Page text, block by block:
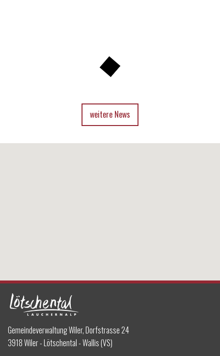
weitere News
Gemeindeverwaltung Wiler, Dorfstrasse 24
3918 Wiler - Lötschental - Wallis (VS)